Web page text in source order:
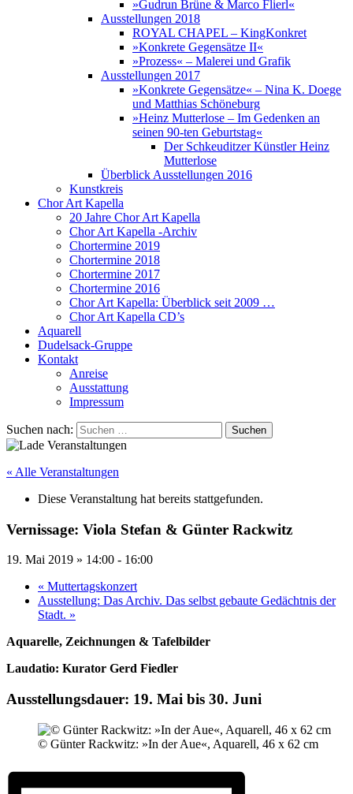
»Gudrun Brüne & Marco Flierl«
Ausstellungen 2018
ROYAL CHAPEL – KingKonkret
»Konkrete Gegensätze II«
»Prozess« – Malerei und Grafik
Ausstellungen 2017
»Konkrete Gegensätze« – Nina K. Doege
und Matthias Schöneburg
»Heinz Mutterlose – Im Gedenken an
seinen 90-ten Geburtstag«
Der Schkeuditzer Künstler Heinz
Mutterlose
Überblick Ausstellungen 2016
Kunstkreis
Chor Art Kapella
20 Jahre Chor Art Kapella
Chor Art Kapella -Archiv
Chortermine 2019
Chortermine 2018
Chortermine 2017
Chortermine 2016
Chor Art Kapella: Überblick seit 2009 …
Chor Art Kapella CD’s
Aquarell
Dudelsack-Gruppe
Kontakt
Anreise
Ausstattung
Impressum
Suchen nach:
« Alle Veranstaltungen
Diese Veranstaltung hat bereits stattgefunden.
Vernissage: Viola Stefan & Günter Rackwitz
19. Mai 2019 » 14:00 - 16:00
« Muttertagskonzert
Ausstellung: Das Archiv. Das selbst gebaute Gedächtnis der
Stadt. »
Aquarelle, Zeichnungen & Tafelbilder
Laudatio: Kurator Gerd Fiedler
Ausstellungsdauer: 19. Mai bis 30. Juni
© Günter Rackwitz: »In der Aue«, Aquarell, 46 x 62 cm